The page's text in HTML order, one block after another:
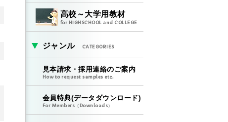
高校～大学用教材
for HIGHSCHOOL and COLLEGE
ジャンル CATEGORIES
見本請求・採用連絡のご案内
How to request samples etc.
会員特典(データダウンロード)
For Members（Downloads）